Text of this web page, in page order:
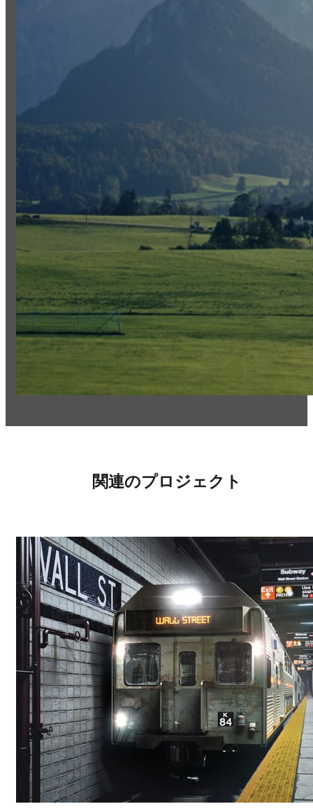
関連のプロジェクト